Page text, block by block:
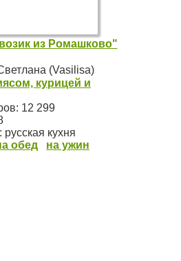
из Ромашково"
(Vasilisa)
курицей и
12 299
русская кухня
обед на ужин